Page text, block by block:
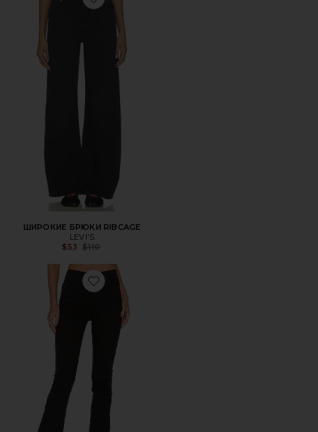
Favorite ШИРОКИЕ БРЮКИ RIBCAGE
ШИРОКИЕ БРЮКИ RIBCAGE
LEVI'S
$53 Previous price:
$110
Favorite ДЖИНСЫ С ЗАКАТКОЙ НА ЛОДЫЖКАХ